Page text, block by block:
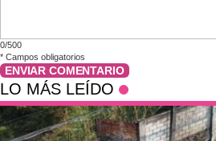
0/500
* Campos obligatorios
ENVIAR COMENTARIO
LO MÁS LEÍDO